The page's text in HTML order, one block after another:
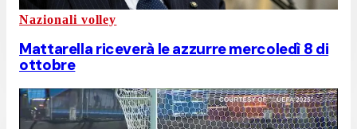
Nazionali volley
Mattarella riceverà le azzurre mercoledì 8 di
ottobre